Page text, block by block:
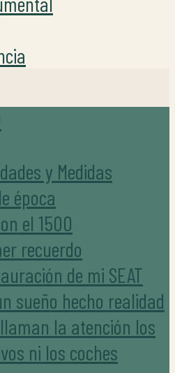
y Medidas
época
el 1500
recuerdo
de mi SEAT
sueño hecho realidad
la atención los
ni los coches